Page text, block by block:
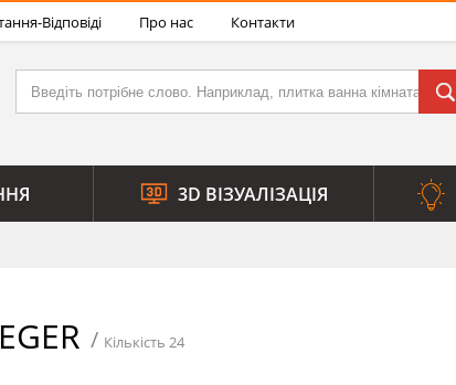
Відповіді Про нас Контакти
3D ВІЗУАЛІЗАЦІЯ
Кількість 24